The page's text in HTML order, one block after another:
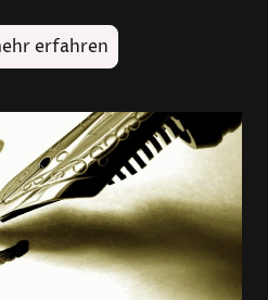
erfahren